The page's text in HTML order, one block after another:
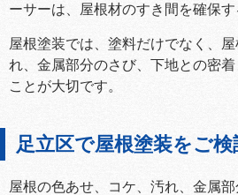
ーサーは、屋根材のすき間を確保す
屋根塗装では、塗料だけでなく、
れ、金属部分のさび、下地との密
ことが大切です。
足立区で屋根塗装をご
屋根の色あせ、コケ、汚れ、金属